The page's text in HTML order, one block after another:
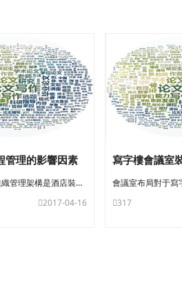
管理的影響因素
完善的高素質組織管理架構是酒店裝修管理的前提 ，酒店裝修工程首先要求具
2017-04-16
317